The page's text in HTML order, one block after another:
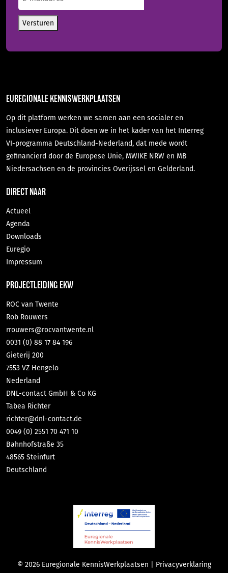
Versturen
EUREGIONALE KENNISWERKPLAATSEN
Op dit platform werken we samen aan een socialer en
inclusiever Europa. Dit doen we in het kader van het Interreg
VI-programma Deutschland-Nederland, dat mede wordt
gefinancierd door de Europese Unie, MWIKE NRW en MB
Niedersachsen en de provincies Overijssel en Gelderland.
DIRECT NAAR
Actueel
Agenda
Downloads
Euregio
Impressum
PROJECTLEIDING EKW
ROC van Twente
Rob Rouwers
rrouwers@rocvantwente.nl
0031 (0) 88 17 84 196
Gieterij 200
7553 VZ Hengelo
Nederland
DNL-contact GmbH & Co KG
Tabea Richter
richter@dnl-contact.de
0049 (0) 2551 70 471 10
Bahnhofstraße 35
48565 Steinfurt
Deutschland
© 2026 Euregionale KennisWerkplaatsen | Privacyverklaring